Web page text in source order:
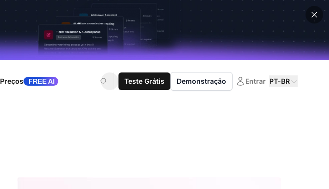
Preços FREE AI Teste Grátis Demonstração Entrar PT-BR